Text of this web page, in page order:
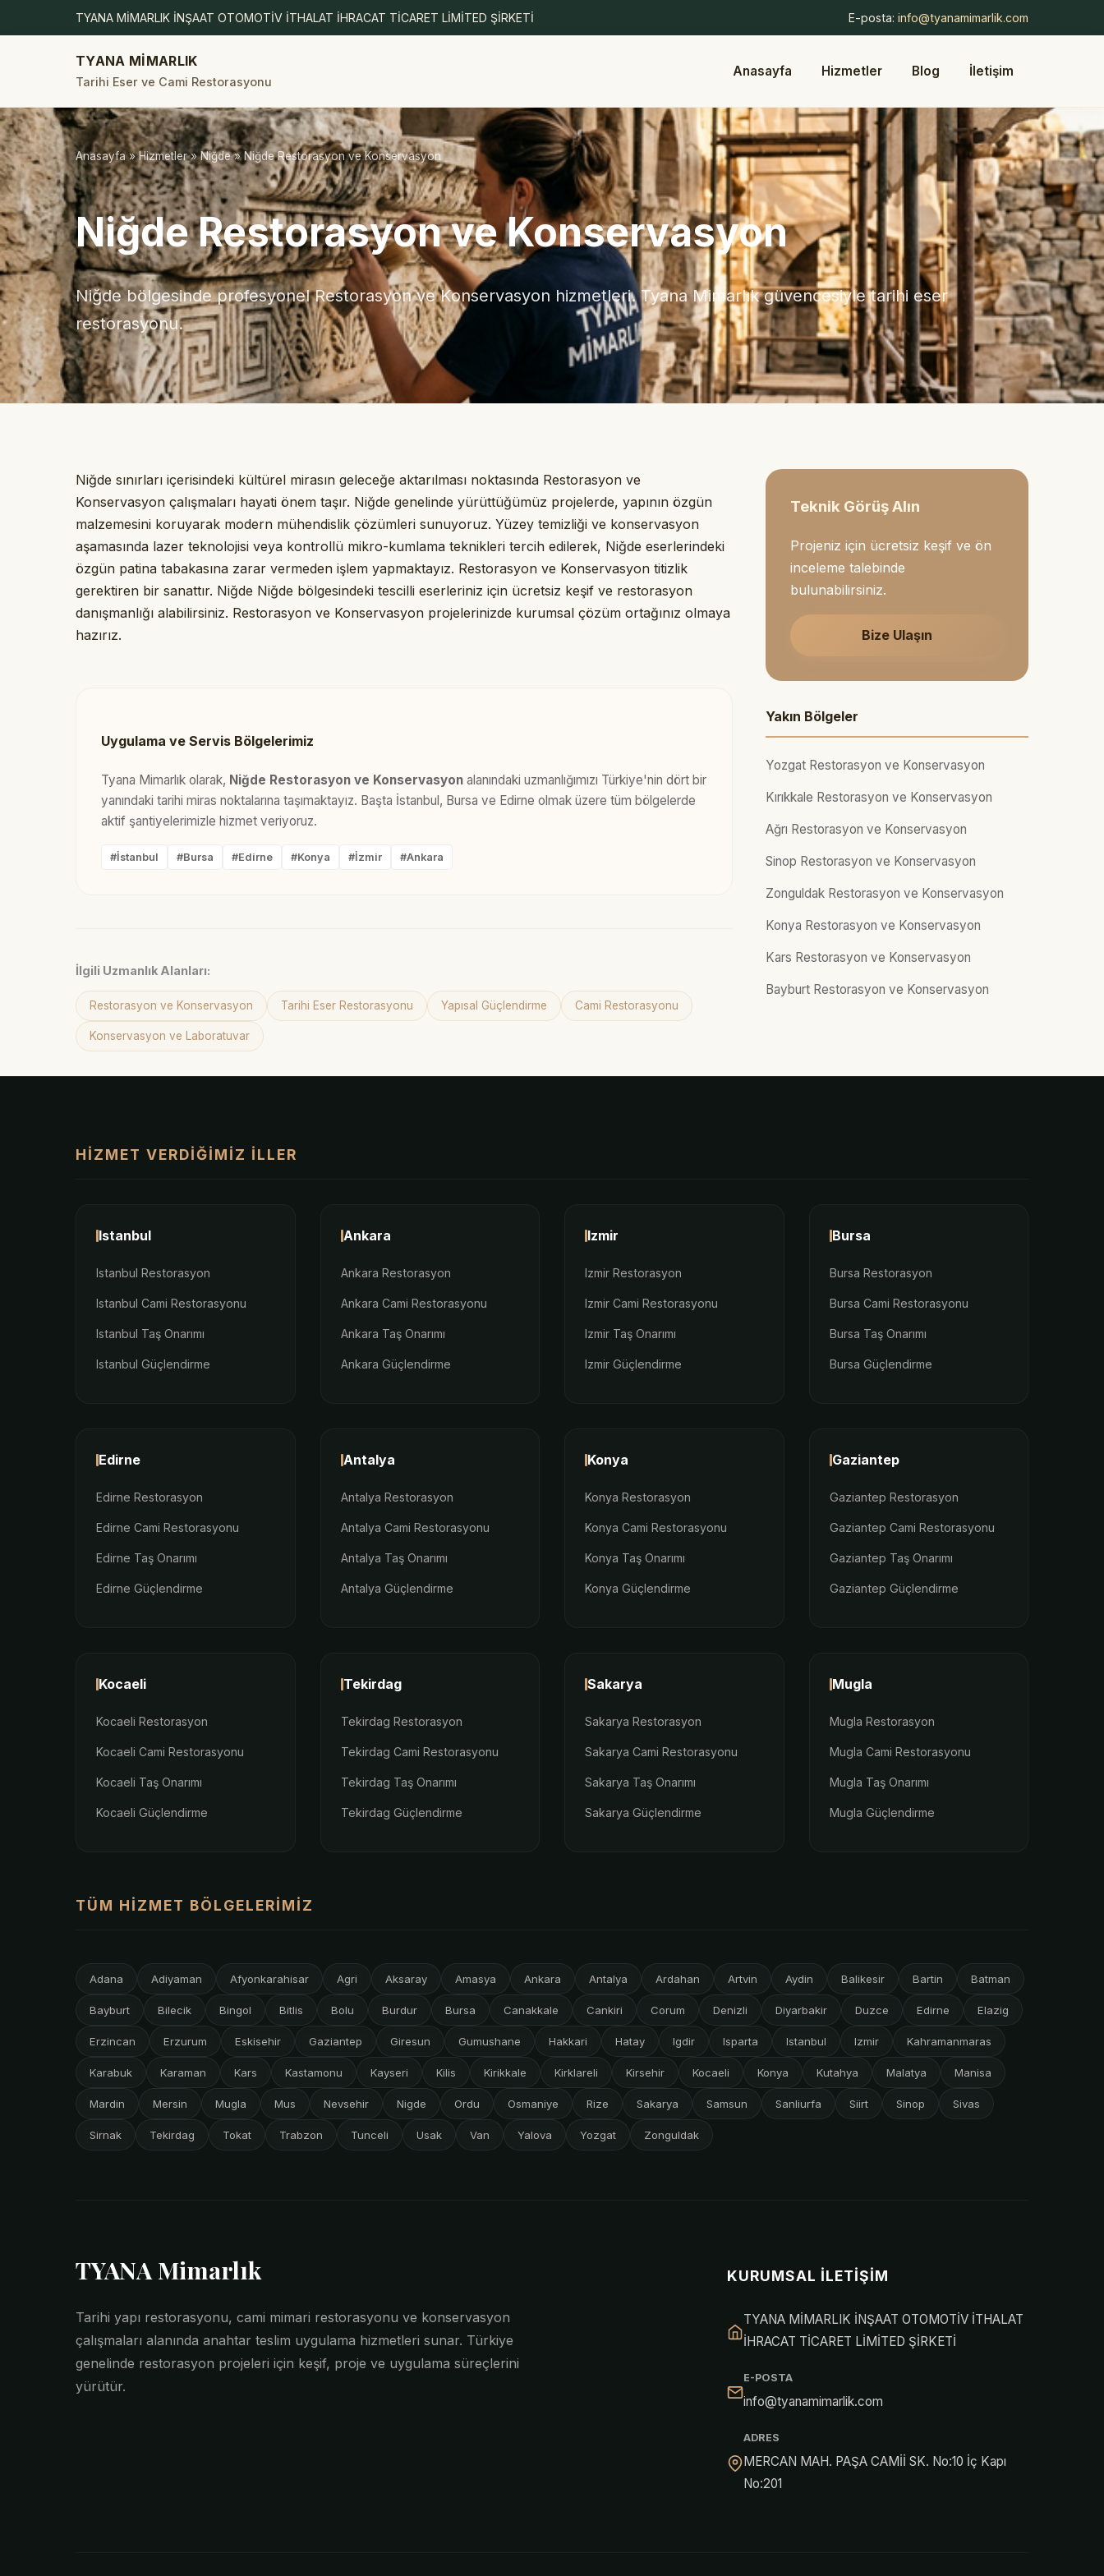
TYANA MİMARLIK İNŞAAT OTOMOTİV İTHALAT İHRACAT TİCARET LİMİTED ŞİRKETİ E-posta: info@tyanamimarlik.com
TYANA MİMARLIK
Tarihi Eser ve Cami Restorasyonu
Anasayfa Hizmetler Blog İletişim
Anasayfa»Hizmetler»Niğde» Niğde Restorasyon ve Konservasyon
Niğde Restorasyon ve Konservasyon
Niğde bölgesinde profesyonel Restorasyon ve Konservasyon hizmetleri. Tyana Mimarlık güvencesiyle tarihi eser
restorasyonu.
Niğde sınırları içerisindeki kültürel mirasın geleceğe aktarılması noktasında Restorasyon ve
Konservasyon çalışmaları hayati önem taşır. Niğde genelinde yürüttüğümüz projelerde, yapının özgün
malzemesini koruyarak modern mühendislik çözümleri sunuyoruz. Yüzey temizliği ve konservasyon
aşamasında lazer teknolojisi veya kontrollü mikro-kumlama teknikleri tercih edilerek, Niğde eserlerindeki
özgün patina tabakasına zarar vermeden işlem yapmaktayız. Restorasyon ve Konservasyon titizlik
gerektiren bir sanattır. Niğde Niğde bölgesindeki tescilli eserleriniz için ücretsiz keşif ve restorasyon
danışmanlığı alabilirsiniz. Restorasyon ve Konservasyon projelerinizde kurumsal çözüm ortağınız olmaya
hazırız.
Uygulama ve Servis Bölgelerimiz
Tyana Mimarlık olarak, Niğde Restorasyon ve Konservasyon alanındaki uzmanlığımızı Türkiye'nin dört bir
yanındaki tarihi miras noktalarına taşımaktayız. Başta İstanbul, Bursa ve Edirne olmak üzere tüm bölgelerde
aktif şantiyelerimizle hizmet veriyoruz.
#İstanbul #Bursa #Edirne #Konya #İzmir #Ankara
İlgili Uzmanlık Alanları:
Restorasyon ve Konservasyon Tarihi Eser Restorasyonu Yapısal Güçlendirme Cami Restorasyonu
Konservasyon ve Laboratuvar
Teknik Görüş Alın
Projeniz için ücretsiz keşif ve ön
inceleme talebinde
bulunabilirsiniz.
Bize Ulaşın
Yakın Bölgeler
Yozgat Restorasyon ve Konservasyon
Kırıkkale Restorasyon ve Konservasyon
Ağrı Restorasyon ve Konservasyon
Sinop Restorasyon ve Konservasyon
Zonguldak Restorasyon ve Konservasyon
Konya Restorasyon ve Konservasyon
Kars Restorasyon ve Konservasyon
Bayburt Restorasyon ve Konservasyon
HIZMET VERDIĞIMIZ İLLER
Istanbul
Istanbul Restorasyon
Istanbul Cami Restorasyonu
Istanbul Taş Onarımı
Istanbul Güçlendirme
Ankara
Ankara Restorasyon
Ankara Cami Restorasyonu
Ankara Taş Onarımı
Ankara Güçlendirme
Izmir
Izmir Restorasyon
Izmir Cami Restorasyonu
Izmir Taş Onarımı
Izmir Güçlendirme
Bursa
Bursa Restorasyon
Bursa Cami Restorasyonu
Bursa Taş Onarımı
Bursa Güçlendirme
Edirne
Edirne Restorasyon
Edirne Cami Restorasyonu
Edirne Taş Onarımı
Edirne Güçlendirme
Antalya
Antalya Restorasyon
Antalya Cami Restorasyonu
Antalya Taş Onarımı
Antalya Güçlendirme
Konya
Konya Restorasyon
Konya Cami Restorasyonu
Konya Taş Onarımı
Konya Güçlendirme
Gaziantep
Gaziantep Restorasyon
Gaziantep Cami Restorasyonu
Gaziantep Taş Onarımı
Gaziantep Güçlendirme
Kocaeli
Kocaeli Restorasyon
Kocaeli Cami Restorasyonu
Kocaeli Taş Onarımı
Kocaeli Güçlendirme
Tekirdag
Tekirdag Restorasyon
Tekirdag Cami Restorasyonu
Tekirdag Taş Onarımı
Tekirdag Güçlendirme
Sakarya
Sakarya Restorasyon
Sakarya Cami Restorasyonu
Sakarya Taş Onarımı
Sakarya Güçlendirme
Mugla
Mugla Restorasyon
Mugla Cami Restorasyonu
Mugla Taş Onarımı
Mugla Güçlendirme
TÜM HIZMET BÖLGELERIMIZ
Adana Adiyaman Afyonkarahisar Agri Aksaray Amasya Ankara Antalya Ardahan Artvin Aydin Balikesir Bartin Batman
Bayburt Bilecik Bingol Bitlis Bolu Burdur Bursa Canakkale Cankiri Corum Denizli Diyarbakir Duzce Edirne Elazig
Erzincan Erzurum Eskisehir Gaziantep Giresun Gumushane Hakkari Hatay Igdir Isparta Istanbul Izmir Kahramanmaras
Karabuk Karaman Kars Kastamonu Kayseri Kilis Kirikkale Kirklareli Kirsehir Kocaeli Konya Kutahya Malatya Manisa
Mardin Mersin Mugla Mus Nevsehir Nigde Ordu Osmaniye Rize Sakarya Samsun Sanliurfa Siirt Sinop Sivas
Sirnak Tekirdag Tokat Trabzon Tunceli Usak Van Yalova Yozgat Zonguldak
TYANA Mimarlık
Tarihi yapı restorasyonu, cami mimari restorasyonu ve konservasyon
çalışmaları alanında anahtar teslim uygulama hizmetleri sunar. Türkiye
genelinde restorasyon projeleri için keşif, proje ve uygulama süreçlerini
yürütür.
KURUMSAL İLETIŞIM
TYANA MİMARLIK İNŞAAT OTOMOTİV İTHALAT
İHRACAT TİCARET LİMİTED ŞİRKETİ
E-POSTA
info@tyanamimarlik.com
ADRES
MERCAN MAH. PAŞA CAMİİ SK. No:10 İç Kapı
No:201